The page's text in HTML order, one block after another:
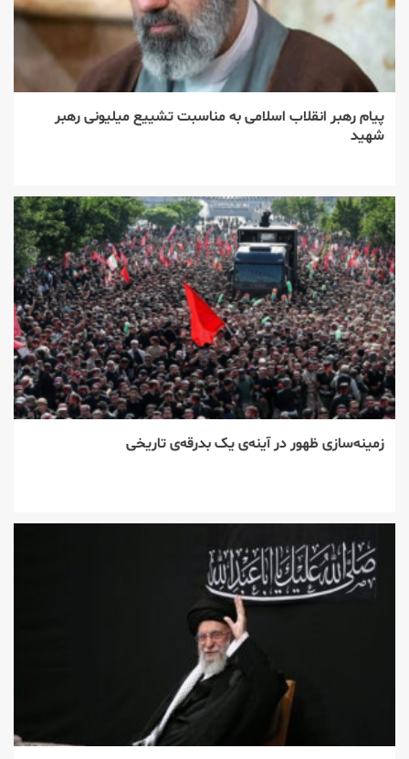
پیام رهبر انقلاب اسلامی به مناسبت تشییع میلیونی رهبر
شهید
زمینه‌سازی ظهور در آینه‌ی یک بدرقه‌ی تاریخی